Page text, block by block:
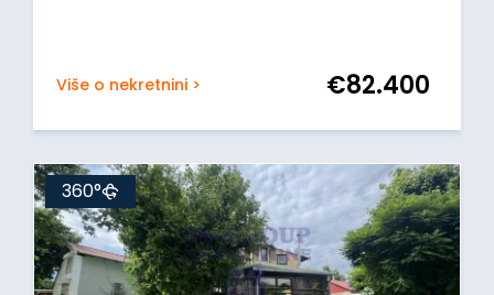
Više o nekretnini > €82.400
360°